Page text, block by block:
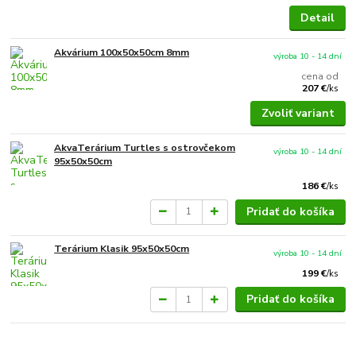
Detail
Akvárium 100x50x50cm 8mm
cena od
207 €/ks
výroba 10 - 14 dní
Zvoliť variant
AkvaTerárium Turtles s ostrovčekom
95x50x50cm
186 €/ks
výroba 10 - 14 dní
Pridať do košíka
Terárium Klasik 95x50x50cm
199 €/ks
výroba 10 - 14 dní
Pridať do košíka